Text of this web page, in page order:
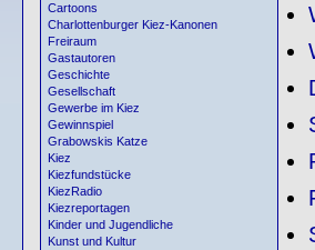
Cartoons
Charlottenburger Kiez-Kanonen
Freiraum
Gastautoren
Geschichte
Gesellschaft
Gewerbe im Kiez
Gewinnspiel
Grabowskis Katze
Kiez
Kiezfundstücke
KiezRadio
Kiezreportagen
Kinder und Jugendliche
Kunst und Kultur